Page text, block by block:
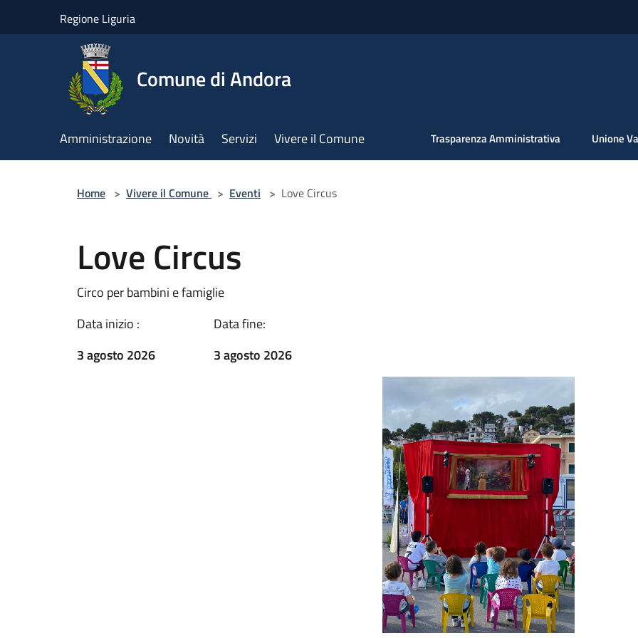
Regione Liguria
Comune di Andora
Amministrazione Novità Servizi Vivere il Comune Trasparenza Amministrativa Unione
Home > Vivere il Comune > Eventi > Love Circus
Love Circus
Circo per bambini e famiglie
Data inizio :
3 agosto 2026
Data fine:
3 agosto 2026